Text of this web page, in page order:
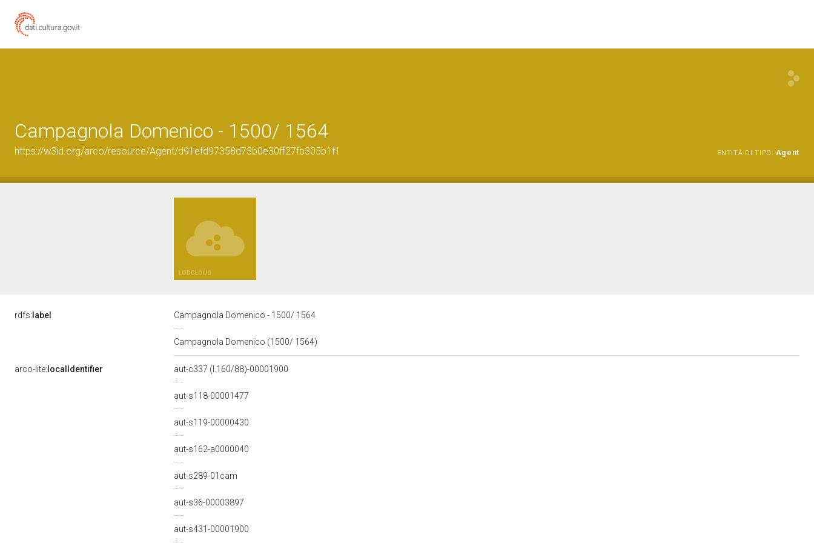
Campagnola Domenico - 1500/ 1564
https://w3id.org/arco/resource/Agent/d91efd97358d73b0e30ff27fb305b1f1 ENTITÀ DI TIPO: Agent
rdfs: label Campagnola Domenico - 1500/ 1564
Campagnola Domenico (1500/ 1564)
arco-lite: localIdentifier aut-c337 (l.160/88)-00001900
aut-s118-00001477
aut-s119-00000430
aut-s162-a0000040
aut-s289-01cam
aut-s36-00003897
aut-s431-00001900